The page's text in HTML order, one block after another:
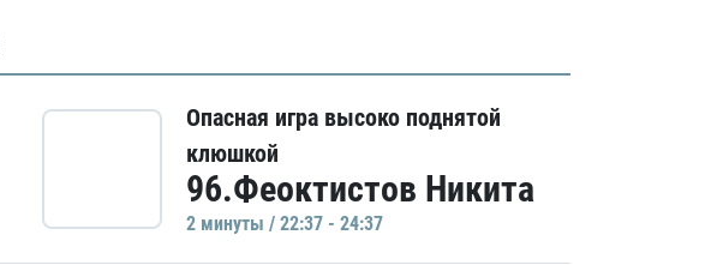
Опасная игра высоко поднятой
клюшкой
96.Феоктистов Никита
2 минуты / 22:37 - 24:37